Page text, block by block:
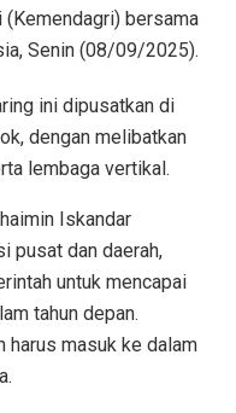
bersama
Senin (08/09/2025).
ini dipusatkan di
dengan melibatkan
lembaga vertikal.
Iskandar
pusat dan daerah,
untuk mencapai
tahun depan.
harus masuk ke dalam